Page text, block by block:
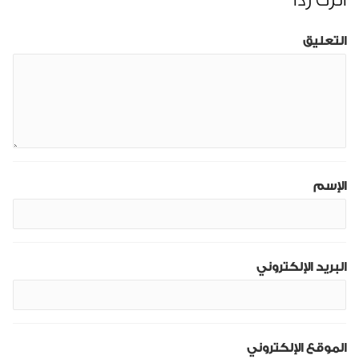
التعليق
الإسم
البريد الإلكتروني
الموقع الإلكتروني